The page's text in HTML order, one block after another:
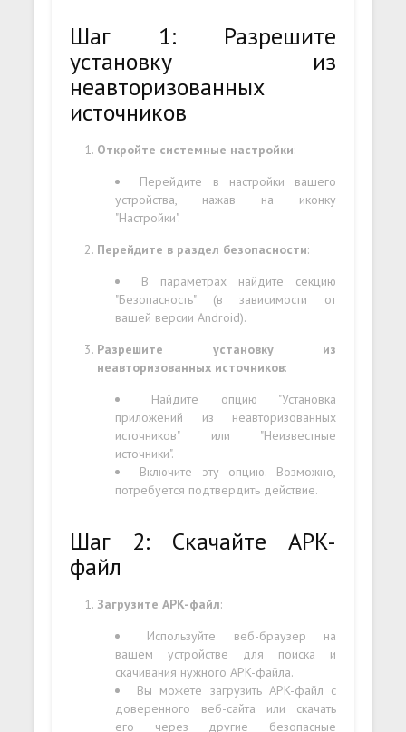
Шаг 1: Разрешите
установку из
неавторизованных
источников
Откройте системные настройки:
Перейдите в настройки вашего
устройства, нажав на иконку
"Настройки".
Перейдите в раздел безопасности:
В параметрах найдите секцию
"Безопасность" (в зависимости от
вашей версии Android).
Разрешите установку из
неавторизованных источников:
Найдите опцию "Установка
приложений из неавторизованных
источников" или "Неизвестные
источники".
Включите эту опцию. Возможно,
потребуется подтвердить действие.
Шаг 2: Скачайте APK-
файл
Загрузите APK-файл:
Используйте веб-браузер на
вашем устройстве для поиска и
скачивания нужного APK-файла.
Вы можете загрузить APK-файл с
доверенного веб-сайта или скачать
его через другие безопасные